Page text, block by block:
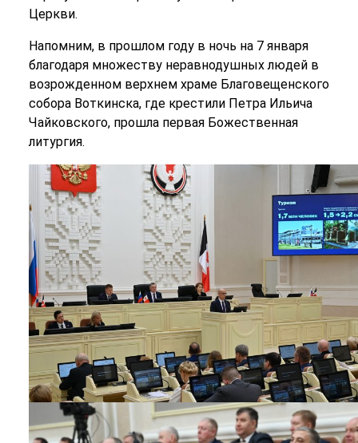
Церкви.
Напомним, в прошлом году в ночь на 7 января
благодаря множеству неравнодушных людей в
возрожденном верхнем храме Благовещенского
собора Воткинска, где крестили Петра Ильича
Чайковского, прошла первая Божественная
литургия.